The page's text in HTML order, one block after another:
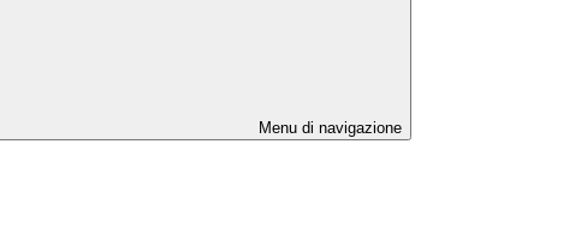
Menu di navigazione